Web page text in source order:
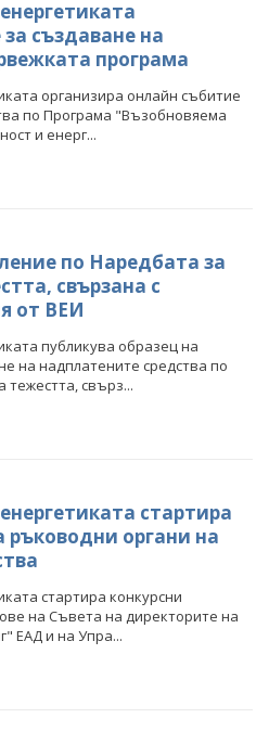
създаване на
програма
организира онлайн събитие
по Програма "Възобновяема
и енерг...
по Наредбата за
свързана с
от ВЕИ
публикува образец на
на надплатените средства по
свърз...
стартира
ръководни органи на
стартира конкурсни
на Съвета на директорите на
ЕАД и на Упра...